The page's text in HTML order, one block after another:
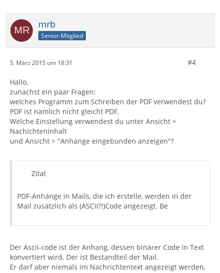
mrb
Senior-Mitglied
5. März 2015 um 18:31 #4
Hallo,
zunächst ein paar Fragen:
welches Programm zum Schreiben der PDF verwendest du?
PDF ist nämlich nicht gleicht PDF.
Welche Einstellung verwendest du unter Ansicht >
Nachichteninhalt
und Ansicht > "Anhänge eingebunden anzeigen"?
Zitat
PDF-Anhänge in Mails, die ich erstelle, werden in der
Mail zusätzlich als (ASCII?!)Code angezeigt. Be
Der Ascii-code ist der Anhang, dessen binärer Code in Text
konvertiert wird. Der ist Bestandteil der Mail.
Er darf aber niemals im Nachrichtentext angezeigt werden,